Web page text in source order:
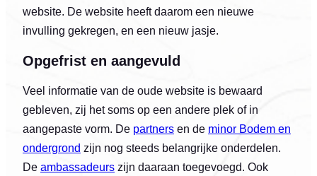
website. De website heeft daarom een nieuwe
invulling gekregen, en een nieuw jasje.
Opgefrist en aangevuld
Veel informatie van de oude website is bewaard
gebleven, zij het soms op een andere plek of in
aangepaste vorm. De partners en de minor Bodem en
ondergrond zijn nog steeds belangrijke onderdelen.
De ambassadeurs zijn daaraan toegevoegd. Ook